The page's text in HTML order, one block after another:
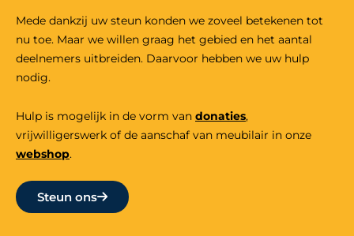
Mede dankzij uw steun konden we zoveel betekenen tot
nu toe. Maar we willen graag het gebied en het aantal
deelnemers uitbreiden. Daarvoor hebben we uw hulp
nodig.
Hulp is mogelijk in de vorm van donaties,
vrijwilligerswerk of de aanschaf van meubilair in onze
webshop.
Steun ons